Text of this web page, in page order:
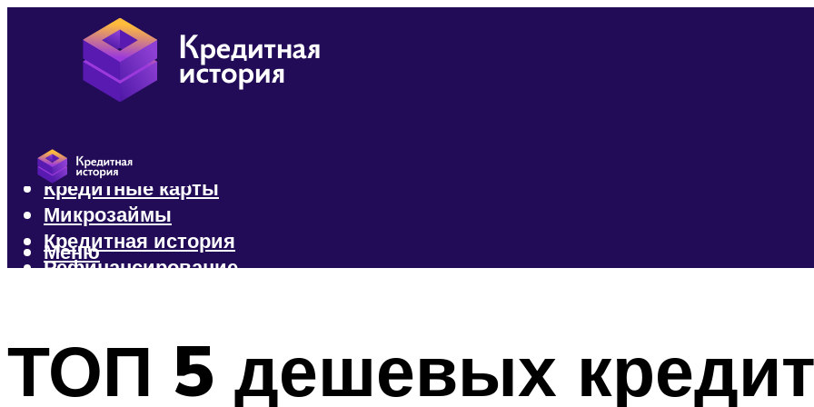
Кредиты
Кредитные карты
Микрозаймы
Кредитная история
Рефинансирование
Меню
ТОП 5 дешевых